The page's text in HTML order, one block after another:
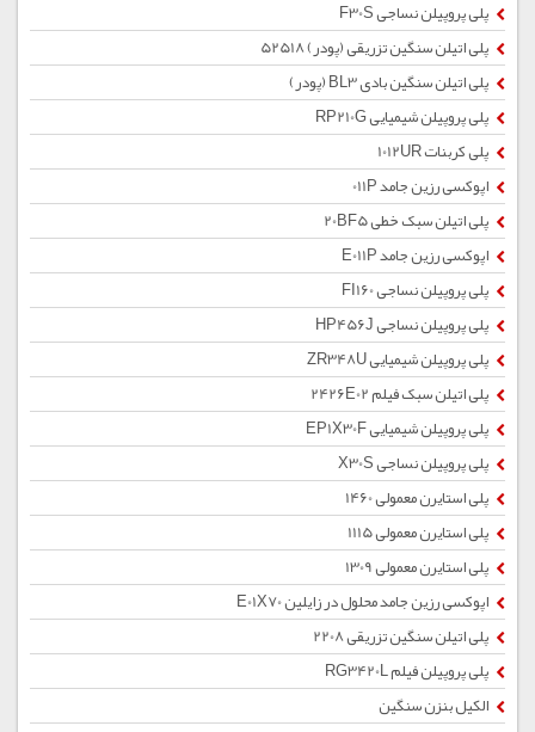
پلی پروپیلن نساجی F30S
پلی اتیلن سنگین تزریقی (پودر) 52518
پلی اتیلن سنگین بادی BL3 (پودر)
پلی پروپیلن شیمیایی RP210G
پلی کربنات 1012UR
اپوکسی رزین جامد 011P
پلی اتیلن سبک خطی 20BF5
اپوکسی رزین جامد E011P
پلی پروپیلن نساجی FI160
پلی پروپیلن نساجی HP456J
پلی پروپیلن شیمیایی ZR348U
پلی اتیلن سبک فیلم 2426E02
پلی پروپیلن شیمیایی EP1X30F
پلی پروپیلن نساجی X30S
پلی استایرن معمولی 1460
پلی استایرن معمولی 1115
پلی استایرن معمولی 1309
اپوکسی رزین جامد محلول در زایلین E01X70
پلی اتیلن سنگین تزریقی 2208
پلی پروپیلن فیلم RG3420L
الکیل بنزن سنگین